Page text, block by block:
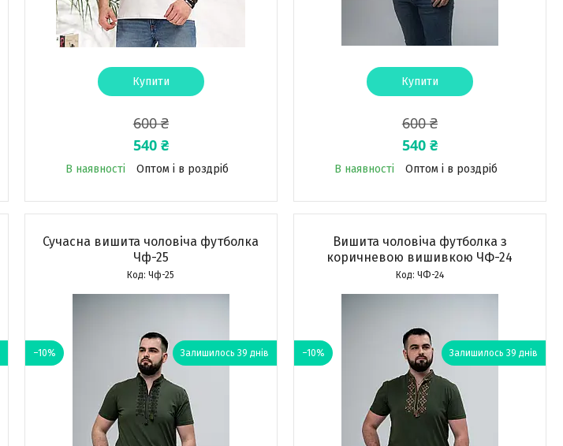
Купити
600 ₴
540 ₴
В наявності Оптом і в роздріб
Купити
600 ₴
540 ₴
В наявності Оптом і в роздріб
Сучасна вишита чоловіча футболка
Чф-25
Чф-25
–10% Залишилось 39 днів
Вишита чоловіча футболка з
коричневою вишивкою ЧФ-24
ЧФ-24
–10% Залишилось 39 днів